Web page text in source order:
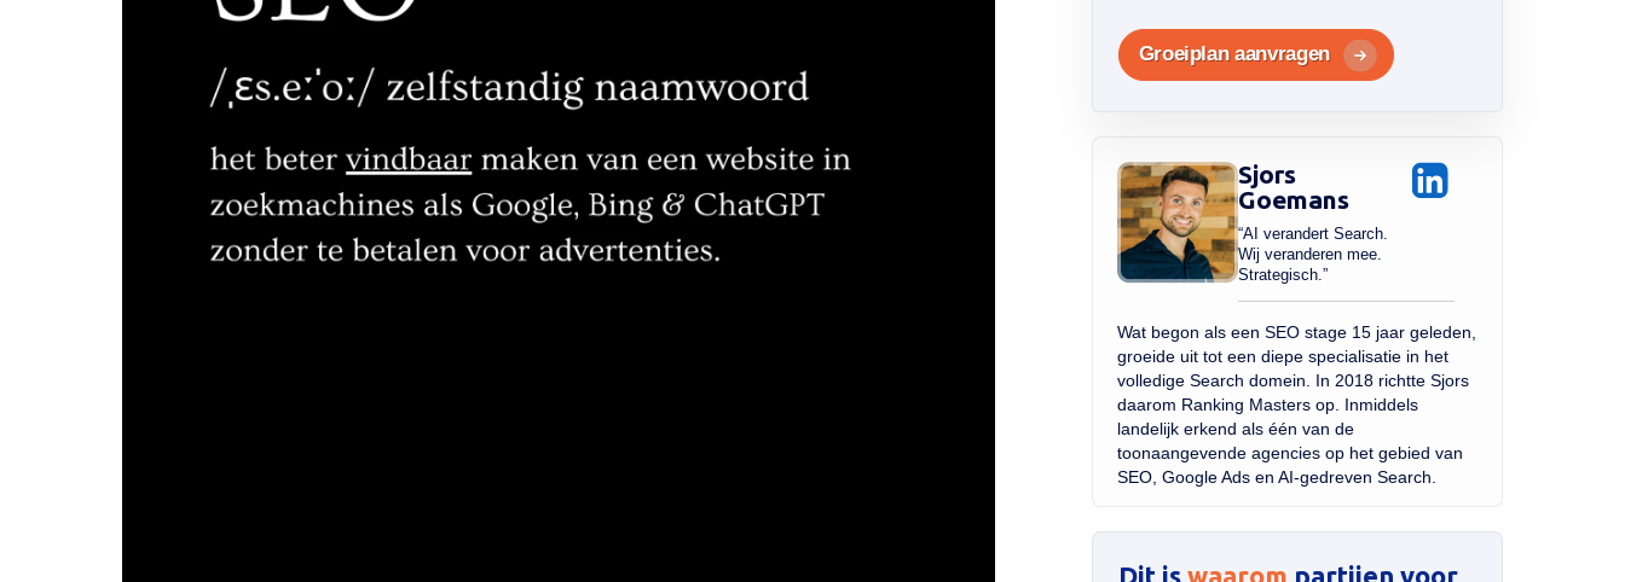
Groeiplan aanvragen
Sjors
Goemans
“AI verandert Search.
Wij veranderen mee.
Strategisch.”
Wat begon als een SEO stage 15 jaar geleden,
groeide uit tot een diepe specialisatie in het
volledige Search domein. In 2018 richtte Sjors
daarom Ranking Masters op. Inmiddels
landelijk erkend als één van de
toonaangevende agencies op het gebied van
SEO, Google Ads en AI-gedreven Search.
Dit is waarom partijen voor